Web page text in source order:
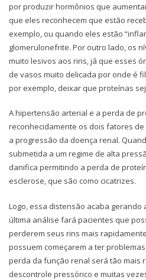
por produzir hormônios que
que eles reconhecem que estão
exemplo, ou quando eles estão
glomerulonefrite. Por outro lado, os
muito lesivos aos rins, já que esses
de vasos muito delicada por onde é
por exemplo, deixar que proteínas
A hipertensão arterial e a perda de
reconhecidamente os dois fatores
a progressão da doença renal.
submetida a um regime de alta
danifica permitindo a perda de
esclerose, que são como cicatrizes.
Logo, essa distensão acaba
última análise fará pacientes que
perderem seus rins mais
possuem começarem a ter
perda da função renal será tão mais
descontrole pressórico e muitas